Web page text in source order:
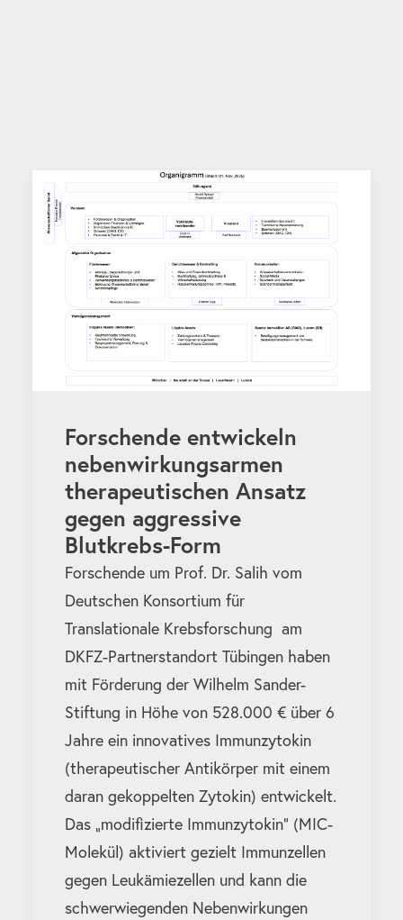
Forschende entwickeln
nebenwirkungsarmen
therapeutischen Ansatz
gegen aggressive
Blutkrebs-Form
Forschende um Prof. Dr. Salih vom
Deutschen Konsortium für
Translationale Krebsforschung am
DKFZ-Partnerstandort Tübingen haben
mit Förderung der Wilhelm Sander-
Stiftung in Höhe von 528.000 € über 6
Jahre ein innovatives Immunzytokin
(therapeutischer Antikörper mit einem
daran gekoppelten Zytokin) entwickelt.
Das „modifizierte Immunzytokin“ (MIC-
Molekül) aktiviert gezielt Immunzellen
gegen Leukämiezellen und kann die
schwerwiegenden Nebenwirkungen